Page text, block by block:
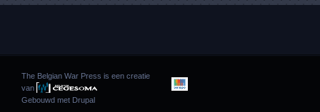
The Belgian War Press is een creatie
van
Gebouwd met Drupal